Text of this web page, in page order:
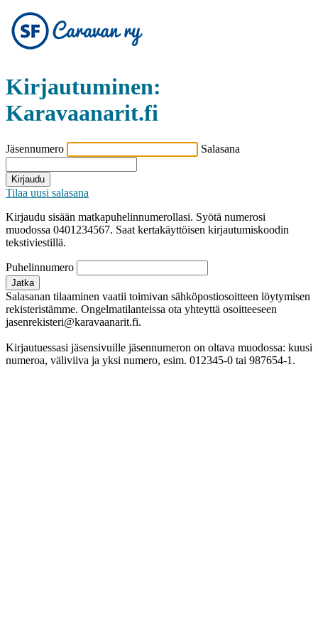
Kirjautuminen:
Karavaanarit.fi
Jäsennumero Salasana
Kirjaudu
Tilaa uusi salasana
Kirjaudu sisään matkapuhelinnumerollasi. Syötä numerosi
muodossa 0401234567. Saat kertakäyttöisen kirjautumiskoodin
tekstiviestillä.
Puhelinnumero
Jatka
Salasanan tilaaminen vaatii toimivan sähköpostiosoitteen löytymisen
rekisteristämme. Ongelmatilanteissa ota yhteyttä osoitteeseen
jasenrekisteri@karavaanarit.fi.
Kirjautuessasi jäsensivuille jäsennumeron on oltava muodossa: kuusi
numeroa, väliviiva ja yksi numero, esim. 012345-0 tai 987654-1.